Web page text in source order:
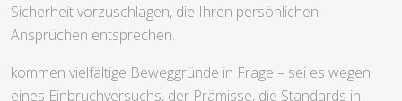
Sicherheit vorzuschlagen, die Ihren persönlichen
Ansprüchen entsprechen.
kommen vielfältige Beweggründe in Frage – sei es wegen
eines Einbruchversuchs, der Prämisse, die Standards in